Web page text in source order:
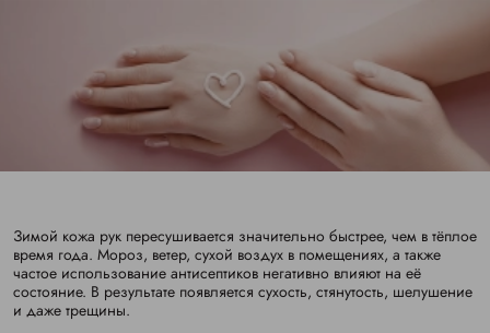
Зимой кожа рук пересушивается значительно быстрее, чем в тёплое
время года. Мороз, ветер, сухой воздух в помещениях, а также
частое использование антисептиков негативно влияют на её
состояние. В результате появляется сухость, стянутость, шелушение
и даже трещины.